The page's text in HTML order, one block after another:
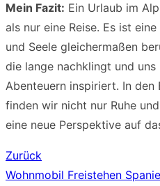
Mein Fazit: Ein Urlaub im
als nur eine Reise. Es ist
und Seele gleichermaßen
die lange nachklingt und
Abenteuern inspiriert. In den
finden wir nicht nur Ruhe
eine neue Perspektive auf
Beitragsnavigation
Zurück
Vorheriger
Wohnmobil Freistehen